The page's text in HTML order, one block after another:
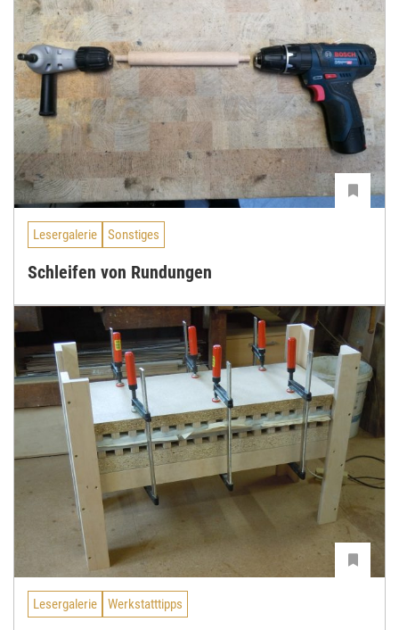
Lesergalerie Sonstiges
Schleifen von Rundungen
Lesergalerie Werkstatttipps